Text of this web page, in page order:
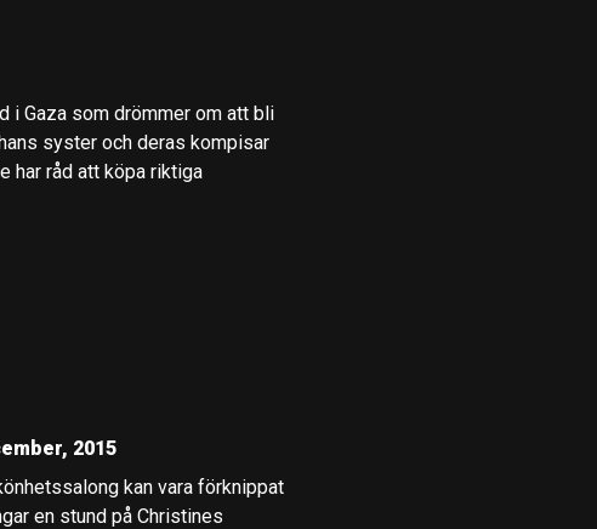
i Gaza som drömmer om att bli
syster och deras kompisar
har råd att köpa riktiga
2015
kan vara förknippat
en stund på Christines